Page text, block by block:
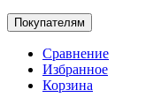
Покупателям
Сравнение
Избранное
Корзина